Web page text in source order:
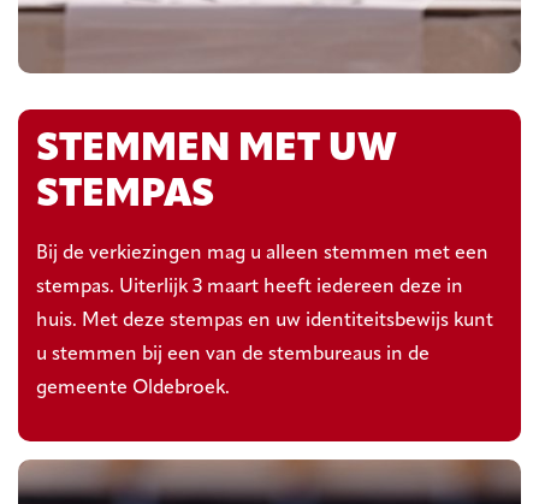
STEMMEN MET UW
STEMPAS
Bij de verkiezingen mag u alleen stemmen met een
stempas. Uiterlijk 3 maart heeft iedereen deze in
huis. Met deze stempas en uw identiteitsbewijs kunt
u stemmen bij een van de stembureaus in de
gemeente Oldebroek.